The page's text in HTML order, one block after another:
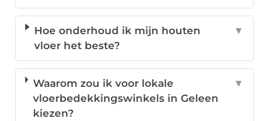
Hoe onderhoud ik mijn houten
vloer het beste?
▼
Waarom zou ik voor lokale
vloerbedekkingswinkels in Geleen
kiezen?
▼